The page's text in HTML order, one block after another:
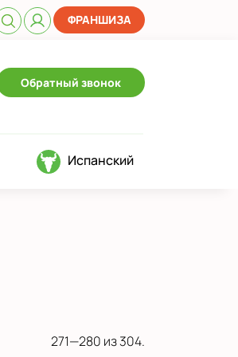
ФРАНШИЗА
Обратный звонок
Испанский
271—280 из 304.